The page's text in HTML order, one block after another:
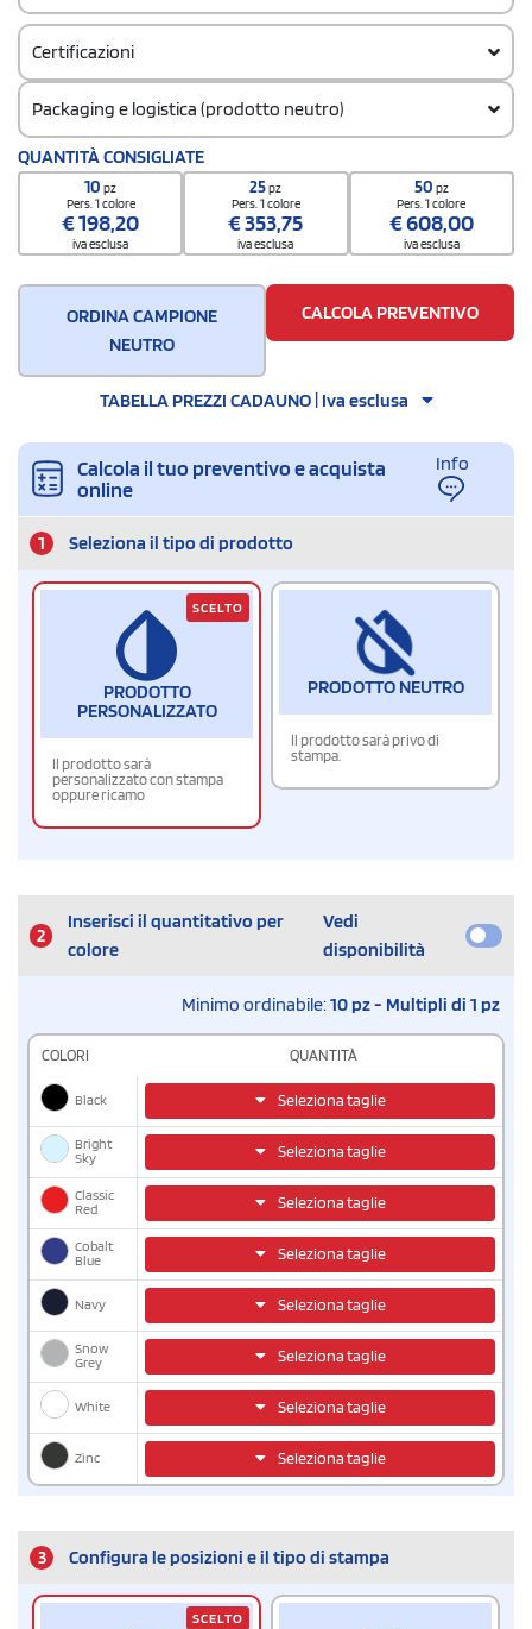
Certificazioni
Packaging e logistica (prodotto neutro)
Codice doganale
62063000
QUANTITÀ CONSIGLIATE
10pz
Pers. 1 colore
€198,20
iva esclusa
25pz
Pers. 1 colore
€353,75
iva esclusa
50 pz
Pers. 1 colore
€608,00
iva esclusa
ORDINA CAMPIONE
NEUTRO
CALCOLA PREVENTIVO
TABELLA PREZZI CADAUNO | Iva esclusa
Calcola il tuo preventivo e acquista
online
Info
1 Seleziona il tipo di prodotto
PRODOTTO
PERSONALIZZATO
Il prodotto sarà
personalizzato con stampa
oppure ricamo
SCELTO
PRODOTTO NEUTRO
Il prodotto sarà privo di
stampa.
2
Inserisci il quantitativo per
colore
Vedi
disponibilità
Minimo ordinabile:10 pz - Multipli di 1 pz
COLORI QUANTITÀ
Black Seleziona taglie
Bright
Sky
Seleziona taglie
Classic
Red
Seleziona taglie
Cobalt
Blue
Seleziona taglie
Navy Seleziona taglie
Snow
Grey
Seleziona taglie
White Seleziona taglie
Zinc Seleziona taglie
3 Configura le posizioni e il tipo di stampa
SCELTO